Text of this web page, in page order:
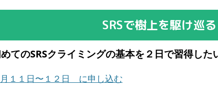
SRSで樹上を駆け巡る
てのSRSクライミングの基本を２日で習得した
１１日〜１２日 に申し込む